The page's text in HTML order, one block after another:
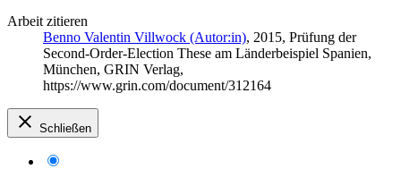
Arbeit zitieren
Benno Valentin Villwock (Autor:in), 2015, Prüfung der
Second-Order-Election These am Länderbeispiel Spanien,
München, GRIN Verlag,
https://www.grin.com/document/312164
Schließen